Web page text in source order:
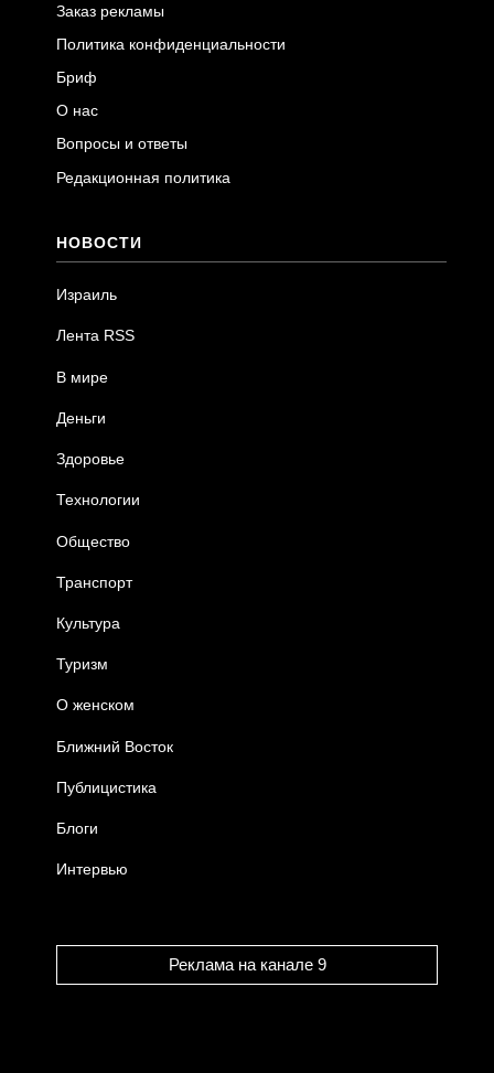
Заказ рекламы
Политика конфиденциальности
Бриф
О нас
Вопросы и ответы
Редакционная политика
НОВОСТИ
Израиль
Лента RSS
В мире
Деньги
Здоровье
Технологии
Общество
Транспорт
Культура
Туризм
О женском
Ближний Восток
Публицистика
Блоги
Интервью
Реклама на канале 9